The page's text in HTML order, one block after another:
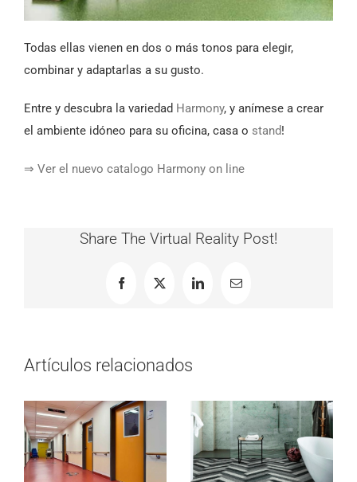
Todas ellas vienen en dos o más tonos para elegir,
combinar y adaptarlas a su gusto.
Entre y descubra la variedad Harmony, y anímese a crear
el ambiente idóneo para su oficina, casa o stand!
⇒ Ver el nuevo catalogo Harmony on line
Share The Virtual Reality Post!
Facebook
X LinkedInCorreo
Artículos relacionados